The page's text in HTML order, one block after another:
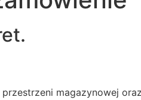
magazynowej